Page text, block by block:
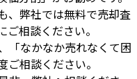
、弊社では無料で売却査
相談ください。
「なかなか売れなくて困
相談ください。